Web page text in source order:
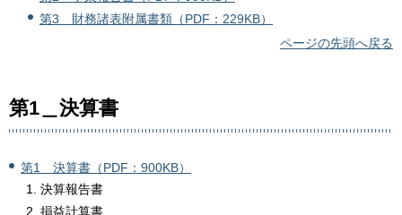
第3＿財務諸表附属書類（PDF：229KB）
ページの先頭へ戻る
第1＿決算書
第1＿決算書（PDF：900KB）
決算報告書
損益計算書